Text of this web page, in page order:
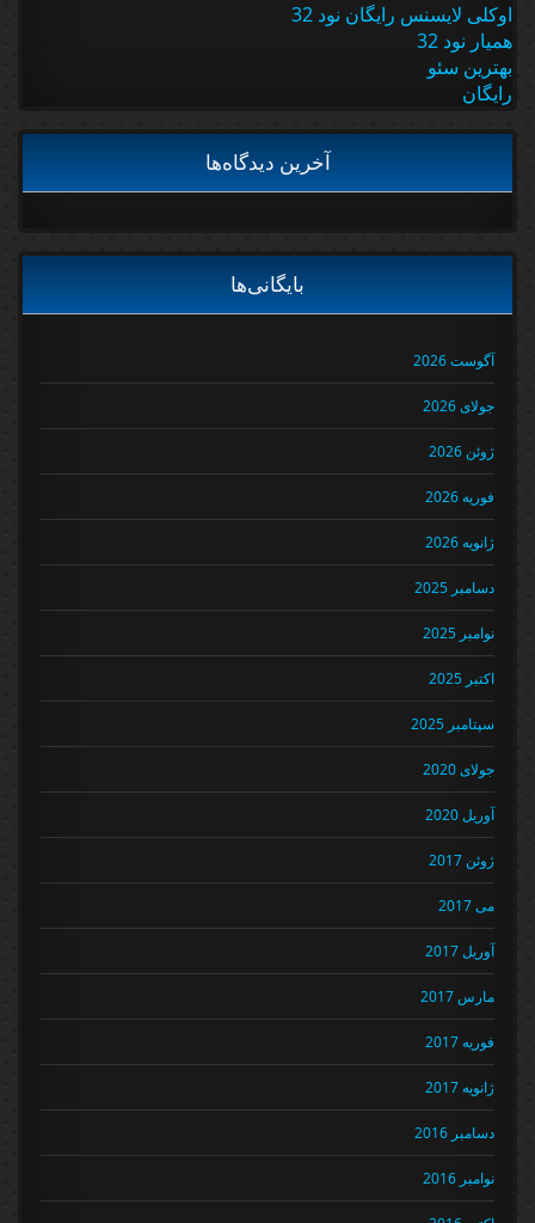
اوکلی لایسنس رایگان نود 32
همیار نود 32
بهترین سئو
رایگان
آخرین دیدگاه‌ها
بایگانی‌ها
آگوست 2026
جولای 2026
ژوئن 2026
فوریه 2026
ژانویه 2026
دسامبر 2025
نوامبر 2025
اکتبر 2025
سپتامبر 2025
جولای 2020
آوریل 2020
ژوئن 2017
می 2017
آوریل 2017
مارس 2017
فوریه 2017
ژانویه 2017
دسامبر 2016
نوامبر 2016